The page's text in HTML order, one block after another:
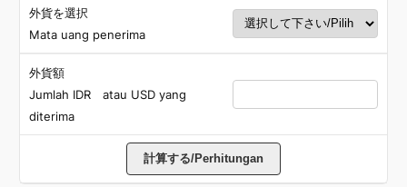
外貨を選択
Mata uang penerima
外貨額
Jumlah IDR atau USD yang
diterima